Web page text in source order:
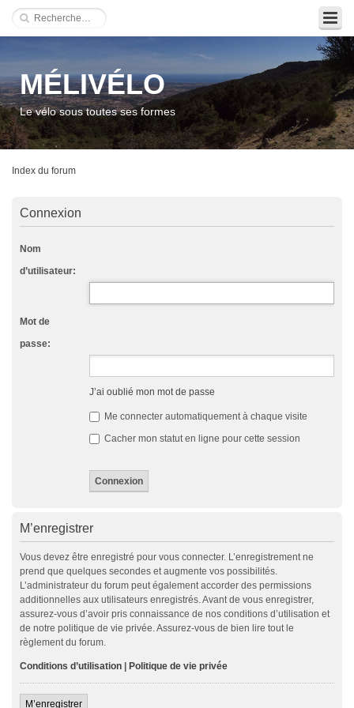
MÉLIVÉLO
Le vélo sous toutes ses formes
Index du forum
Connexion
Nom
d’utilisateur:
Mot de
passe:
J’ai oublié mon mot de passe
Me connecter automatiquement à chaque visite
Cacher mon statut en ligne pour cette session
M’enregistrer
Vous devez être enregistré pour vous connecter. L’enregistrement ne
prend que quelques secondes et augmente vos possibilités.
L’administrateur du forum peut également accorder des permissions
additionnelles aux utilisateurs enregistrés. Avant de vous enregistrer,
assurez-vous d’avoir pris connaissance de nos conditions d’utilisation et
de notre politique de vie privée. Assurez-vous de bien lire tout le
règlement du forum.
Conditions d’utilisation Politique de vie privée
M’enregistrer